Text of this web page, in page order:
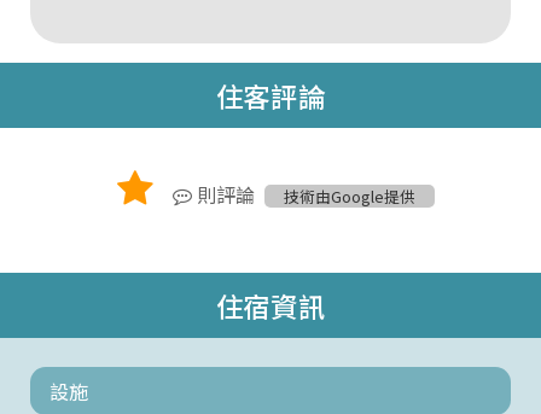
住客評論
則評論 技術由Google提供
住宿資訊
設施